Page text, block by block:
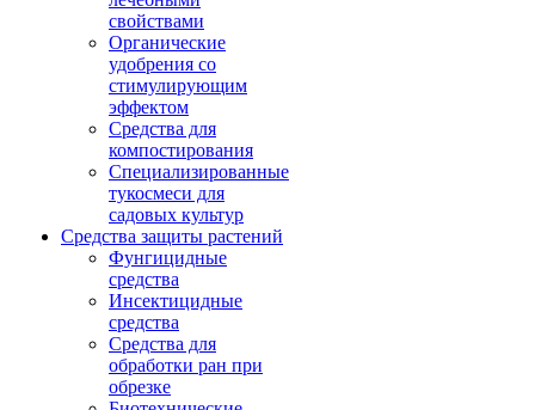
свойствами
Органические
удобрения со
стимулирующим
эффектом
Средства для
компостирования
Специализированные
тукосмеси для
садовых культур
Средства защиты растений
Фунгицидные
средства
Инсектицидные
средства
Средства для
обработки ран при
обрезке